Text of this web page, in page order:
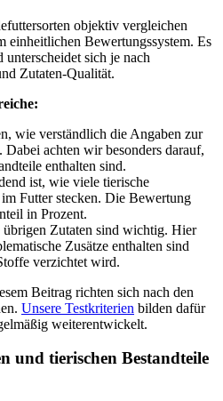
objektiv vergleichen
einheitlichen Bewertungssystem. Es
sich je nach
Zutaten-Qualität.
wie verständlich die Angaben zur
Dabei achten wir besonders darauf,
enthalten sind.
ist, wie viele tierische
Futter stecken. Die Bewertung
in Prozent.
übrigen Zutaten sind wichtig. Hier
Zusätze enthalten sind
verzichtet wird.
Beitrag richten sich nach den
Unsere Testkriterien bilden dafür
weiterentwickelt.
und tierischen Bestandteile